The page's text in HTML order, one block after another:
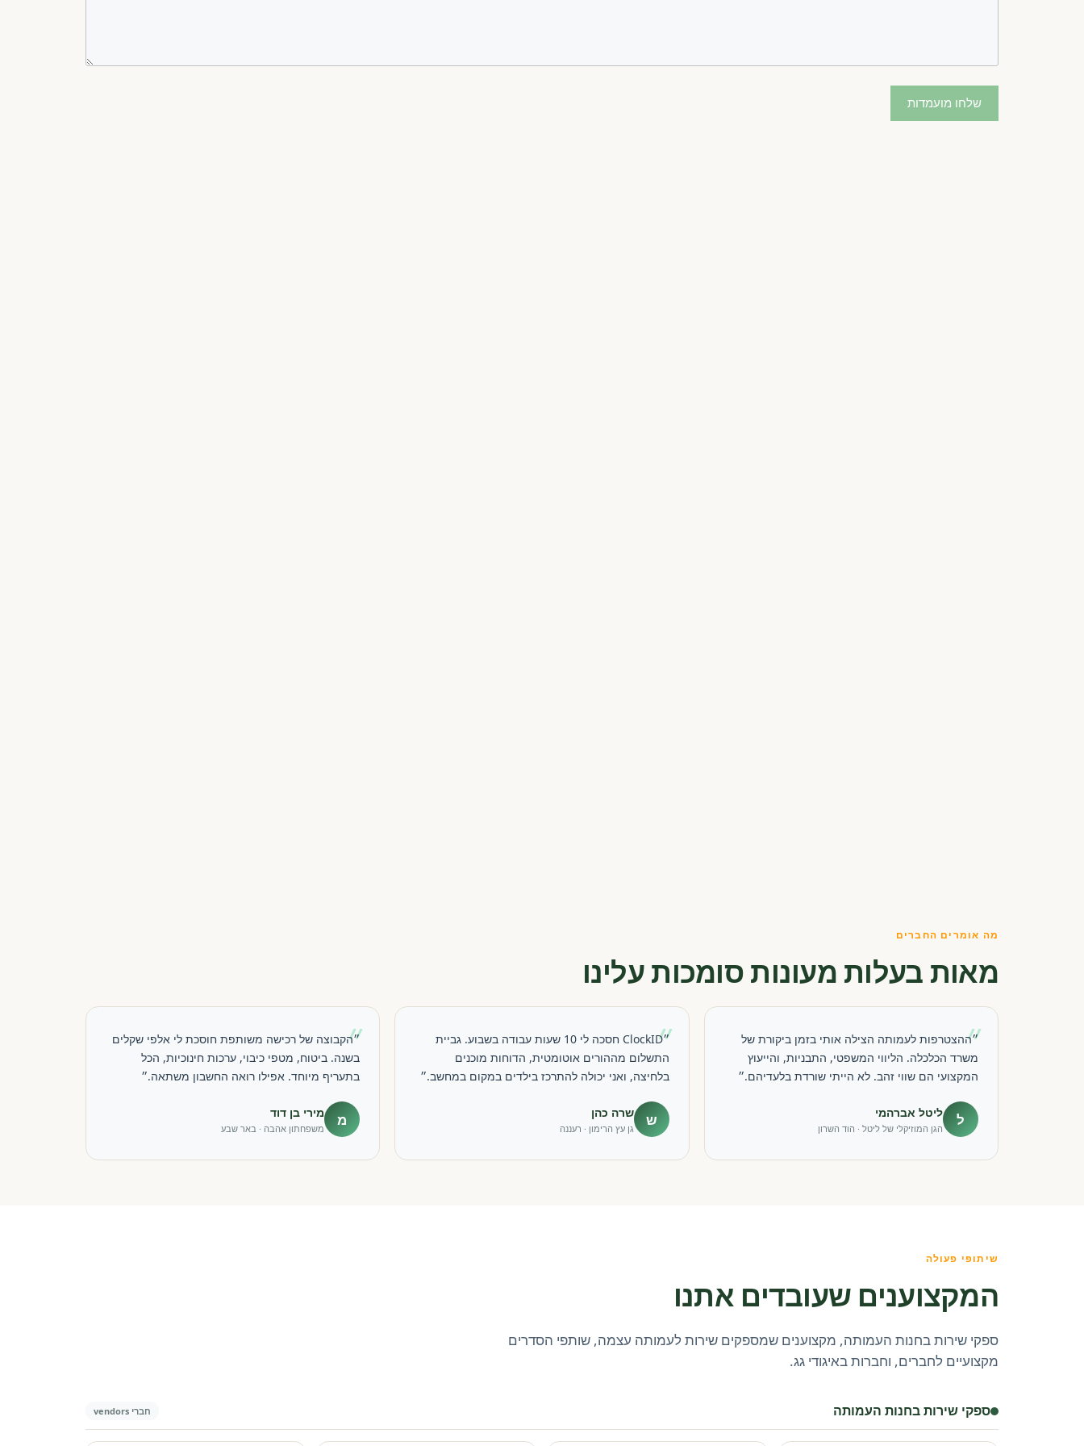
שלחו מועמדות
מה אומרים החברים
מאות בעלות מעונות סומכות עלינו
״
״ההצטרפות לעמותה הצילה אותי בזמן ביקורת של
משרד הכלכלה. הליווי המשפטי, התבניות, והייעוץ
המקצועי הם שווי זהב. לא הייתי שורדת בלעדיהם.״
ל ליטל אברהמי
הגן המוזיקלי של ליטל · הוד השרון
״
״ClockID חסכה לי 10 שעות עבודה בשבוע. גביית
התשלום מההורים אוטומטית, הדוחות מוכנים
בלחיצה, ואני יכולה להתרכז בילדים במקום במחשב.״
ש שרה כהן
גן עץ הרימון · רעננה
״
״הקבוצה של רכישה משותפת חוסכת לי אלפי שקלים
בשנה. ביטוח, מטפי כיבוי, ערכות חינוכיות, הכל
בתעריף מיוחד. אפילו רואה החשבון משתאה.״
מ מירי בן דוד
משפחתון אהבה · באר שבע
שיתופי פעולה
המקצוענים שעובדים אתנו
ספקי שירות בחנות העמותה, מקצוענים שמספקים שירות לעמותה עצמה, שותפי הסדרים
מקצועיים לחברים, וחברות באיגודי גג.
ספקי שירות בחנות העמותה חברי vendors